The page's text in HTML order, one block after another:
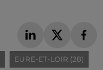
EURE-ET-LOIR (28)